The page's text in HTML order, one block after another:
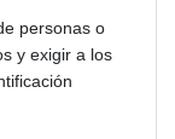
personas o
y exigir a los